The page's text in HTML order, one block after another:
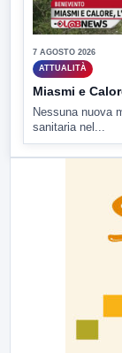
7 AGOSTO 2026
ATTUALITÀ
Miasmi e
Nessuna nuova
sanitaria nel...